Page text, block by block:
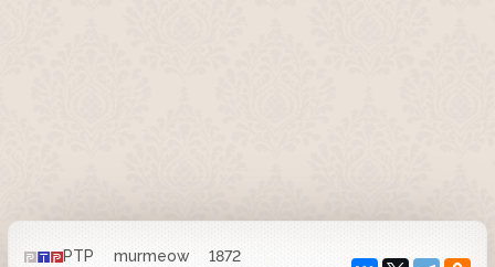
РТР murmeow
1872